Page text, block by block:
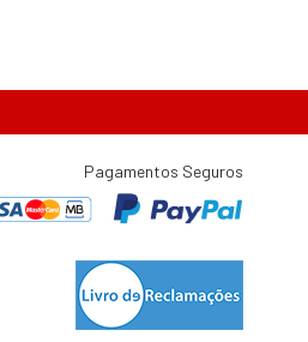
Pagamentos Seguros